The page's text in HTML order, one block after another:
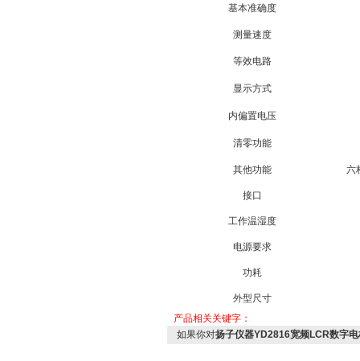
基本准确度
测量速度
等效电路
显示方式
内偏置电压
清零功能
其他功能 六
接口
工作温湿度
电源要求
功耗
外型尺寸
产品相关关键字：
如果你对扬子仪器YD2816宽频LCR数字电